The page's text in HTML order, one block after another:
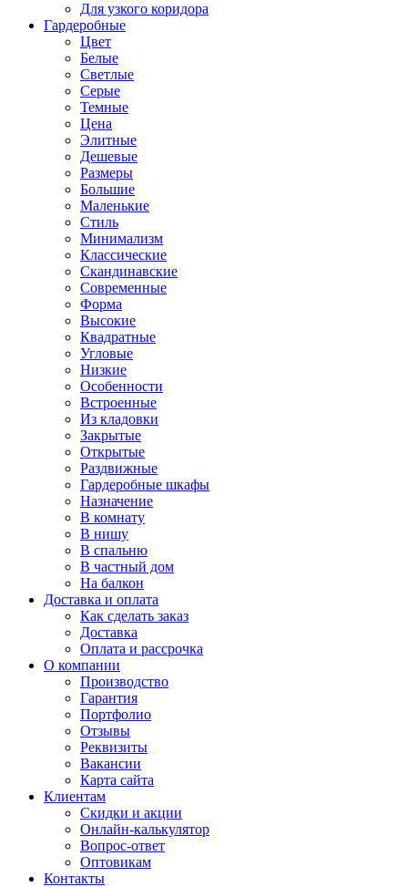
Для узкого коридора
Гардеробные
Цвет
Белые
Светлые
Серые
Темные
Цена
Элитные
Дешевые
Размеры
Большие
Маленькие
Стиль
Минимализм
Классические
Скандинавские
Современные
Форма
Высокие
Квадратные
Угловые
Низкие
Особенности
Встроенные
Из кладовки
Закрытые
Открытые
Раздвижные
Гардеробные шкафы
Назначение
В комнату
В нишу
В спальню
В частный дом
На балкон
Доставка и оплата
Как сделать заказ
Доставка
Оплата и рассрочка
О компании
Производство
Гарантия
Портфолио
Отзывы
Реквизиты
Вакансии
Карта сайта
Клиентам
Скидки и акции
Онлайн-калькулятор
Вопрос-ответ
Оптовикам
Контакты